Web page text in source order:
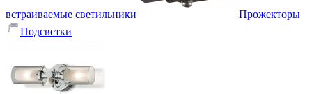
встраиваемые светильники
Прожекторы
Подсветки